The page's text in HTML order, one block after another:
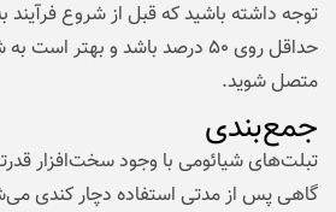
توجه داشته باشید که قبل از شروع فرآیند
حداقل روی ۵۰ درصد باشد و بهتر
متصل شوید.
جمع‌بندی
تبلت‌های شیائومی با وجود سخت‌افزار
گاهی پس از مدتی استفاده دچار کندی